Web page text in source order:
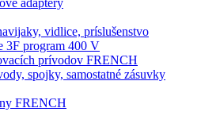
adaptéry
vidlice, príslušenstvo
3F program 400 V
prívodov FRENCH
spojky, samostatné zásuvky
FRENCH